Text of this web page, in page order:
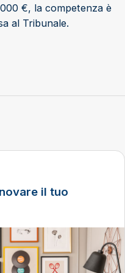
€, la competenza è
al Tribunale.
il tuo